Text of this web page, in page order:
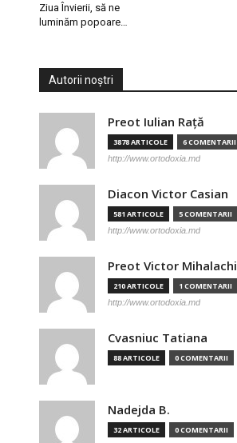
Ziua Învierii, să ne
luminăm popoare…
Autorii noștri
Preot Iulian Raţă
3878 ARTICOLE 6 COMENTARII
http://www.ortodoxia.md
Diacon Victor Casian
581 ARTICOLE 5 COMENTARII
http://www.ortodoxia.md
Preot Victor Mihalachi
210 ARTICOLE 1 COMENTARII
http://www.ortodoxia.md
Cvasniuc Tatiana
88 ARTICOLE 0 COMENTARII
Nadejda B.
32 ARTICOLE 0 COMENTARII